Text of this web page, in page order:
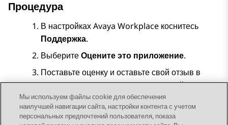
Процедура
В настройкахAvaya Workplace коснитесь
Поддержка.
ВыберитеОцените это приложение.
Поставьте оценку и оставьте свой отзыв в
комментарии в магазине приложений.
Мы используем файлы cookie для обеспечения
наилучшей навигации сайта, настройки контента с учетом
персональных предпочтений пользователя, показа